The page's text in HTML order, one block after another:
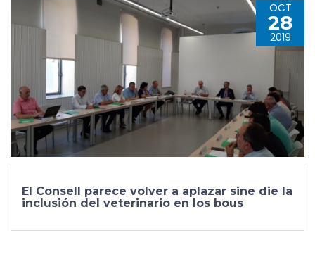
OCT
28
2019
El Consell parece volver a aplazar sine die la
inclusión del veterinario en los bous